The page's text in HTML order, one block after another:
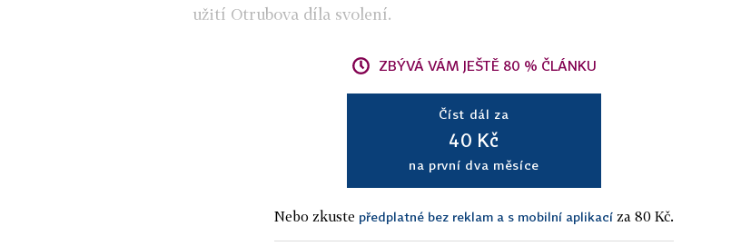
užití Otrubova díla svolení.
ZBÝVÁ VÁM JEŠTĚ 80 % ČLÁNKU
Číst dál za
40 Kč
na první dva měsíce
Nebo zkuste předplatné bez reklam a s mobilní aplikací za 80 Kč.